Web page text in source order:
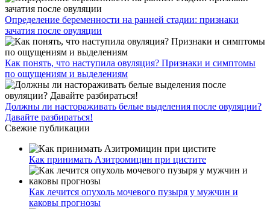
Определение беременности на ранней стадии: признаки
зачатия после овуляции
Как понять, что наступила овуляция? Признаки и симптомы
по ощущениям и выделениям
Должны ли настораживать белые выделения после овуляции?
Давайте разбираться!
Свежие публикации
Как принимать Азитромицин при цистите
Как лечится опухоль мочевого пузыря у мужчин и
каковы прогнозы